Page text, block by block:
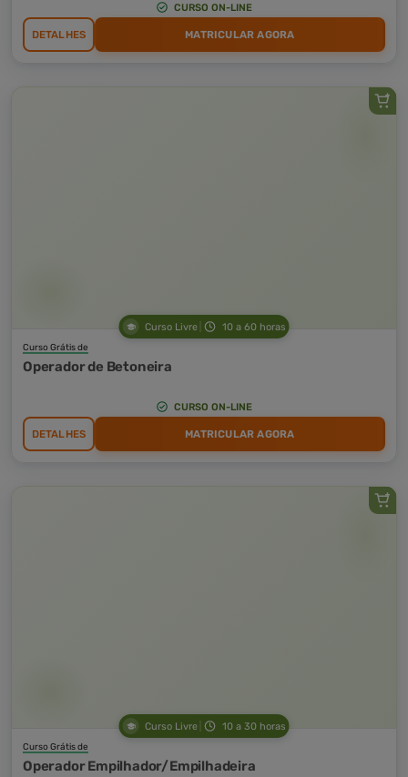
CURSO ON-LINE
DETALHES MATRICULAR AGORA
Curso Livre 10 a 60 horas
Curso Grátis de
Operador de Betoneira
CURSO ON-LINE
DETALHES MATRICULAR AGORA
Curso Livre 10 a 30 horas
Curso Grátis de
Operador Empilhador/Empilhadeira